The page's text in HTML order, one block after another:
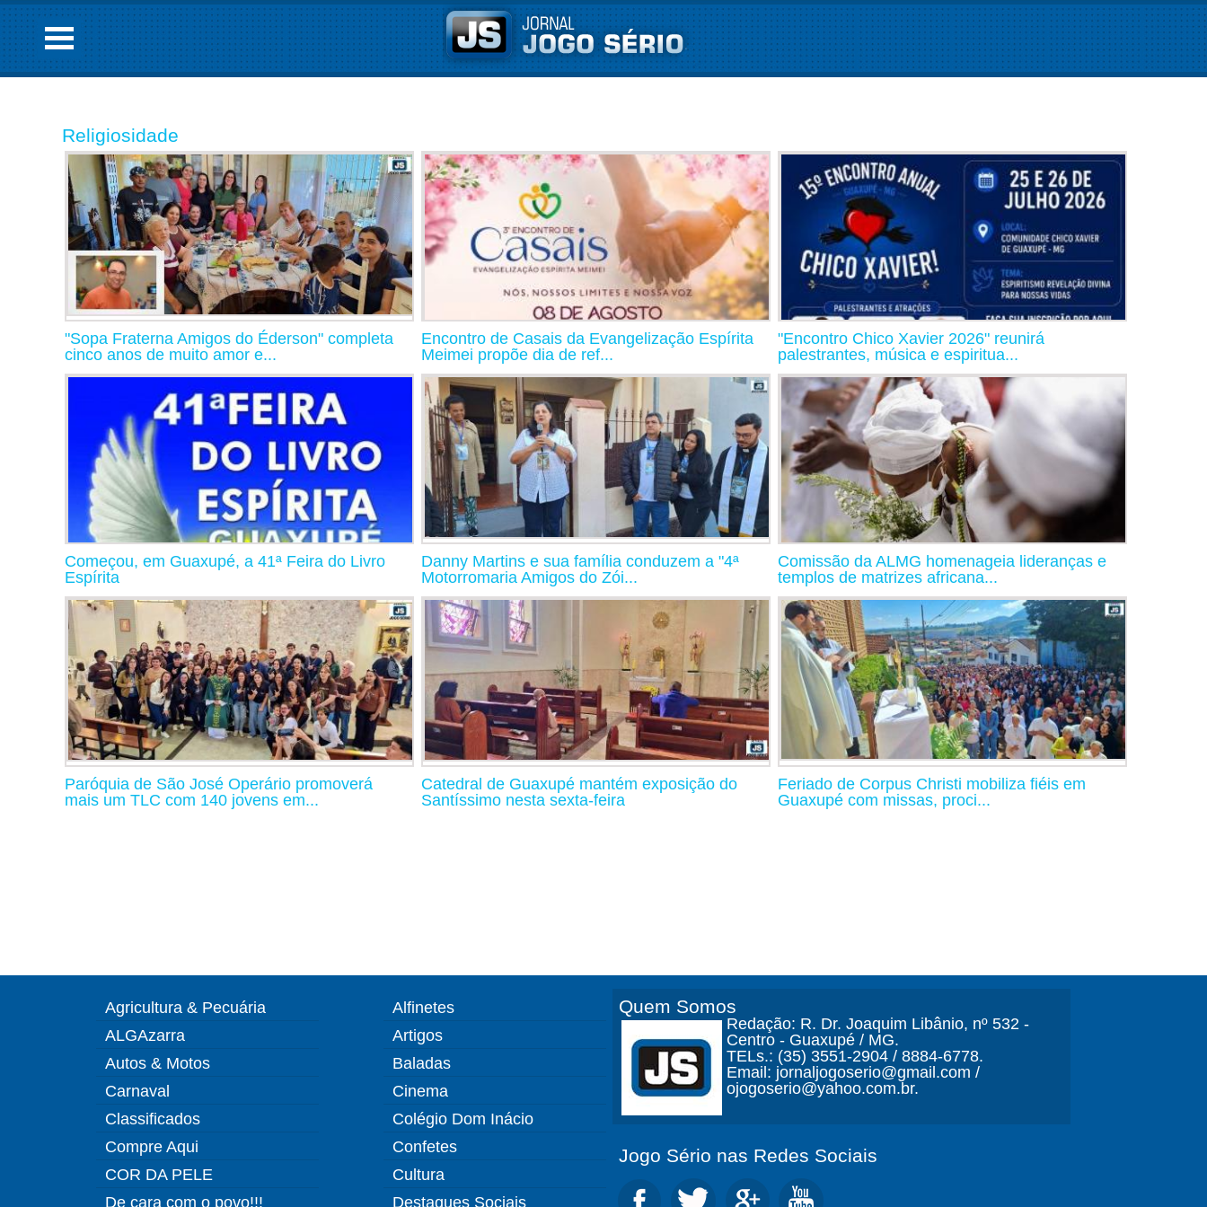
Religiosidade
"Sopa Fraterna Amigos do Éderson" completa
cinco anos de muito amor e...
Encontro de Casais da Evangelização Espírita
Meimei propõe dia de ref...
"Encontro Chico Xavier 2026" reunirá
palestrantes, música e espiritua...
Começou, em Guaxupé, a 41ª Feira do Livro
Espírita
Danny Martins e sua família conduzem a "4ª
Motorromaria Amigos do Zói...
Comissão da ALMG homenageia lideranças e
templos de matrizes africana...
Paróquia de São José Operário promoverá
mais um TLC com 140 jovens em...
Catedral de Guaxupé mantém exposição do
Santíssimo nesta sexta-feira
Feriado de Corpus Christi mobiliza fiéis em
Guaxupé com missas, proci...
Agricultura & Pecuária
ALGAzarra
Autos & Motos
Carnaval
Classificados
Compre Aqui
COR DA PELE
De cara com o povo!!!
Alfinetes
Artigos
Baladas
Cinema
Colégio Dom Inácio
Confetes
Cultura
Destaques Sociais
Quem Somos
Redação: R. Dr. Joaquim Libânio, nº 532 -
Centro - Guaxupé / MG.
TELs.: (35) 3551-2904 / 8884-6778.
Email: jornaljogoserio@gmail.com /
ojogoserio@yahoo.com.br.
Jogo Sério nas Redes Sociais